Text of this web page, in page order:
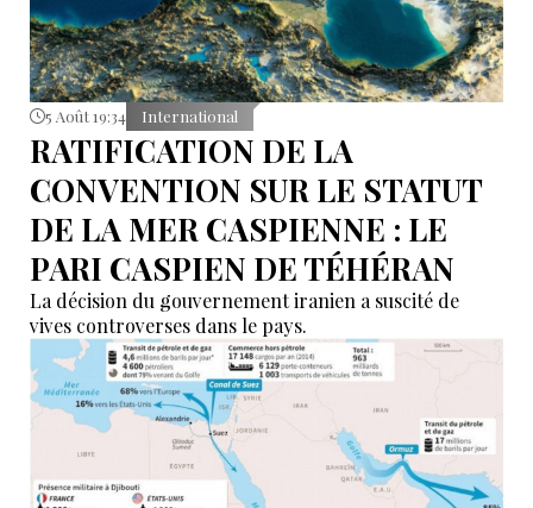
5 Août 19:34 International
RATIFICATION DE LA
CONVENTION SUR LE STATUT
DE LA MER CASPIENNE : LE
PARI CASPIEN DE TÉHÉRAN
La décision du gouvernement iranien a suscité de
vives controverses dans le pays.